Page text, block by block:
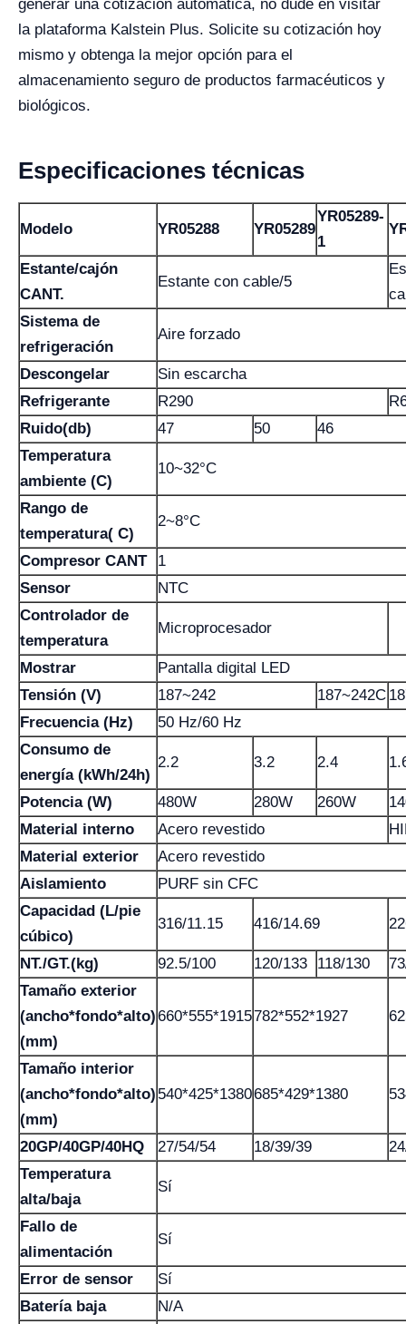
generar una cotización automática, no dude en visitar
la plataforma Kalstein Plus. Solicite su cotización hoy
mismo y obtenga la mejor opción para el
almacenamiento seguro de productos farmacéuticos y
biológicos.
Especificaciones técnicas
Modelo YR05288 YR05289
YR05289-
1
Estante/cajón
CANT.
Estante con cable/5
Sistema de
refrigeración
Aire forzado
Descongelar
Sin escarcha
Refrigerante
R290
Ruido(db)
47 50
46
Temperatura
ambiente (C)
10~32°C
Rango de
temperatura( C)
2~8°C
Compresor CANT
1
Sensor
NTC
Controlador de
temperatura
Microprocesador
Mostrar
Pantalla digital LED
Tensión (V)
187~242 187~242C
Frecuencia (Hz)
50 Hz/60 Hz
Consumo de
energía (kWh/24h)
2.2 3.2 2.4
Potencia (W) 480W 280W 260W
Material interno
Acero revestido
Material exterior
Acero revestido
Aislamiento
PURF sin CFC
Capacidad (L/pie
cúbico)
316/11.15 416/14.69
NT./GT.(kg) 92.5/100 120/133 118/130
Tamaño exterior
(ancho*fondo*alto)
(mm)
660*555*1915782*552*1927
Tamaño interior
(ancho*fondo*alto)
(mm)
540*425*1380685*429*1380
20GP/40GP/40HQ 27/54/54 18/39/39
Temperatura
alta/baja
Sí
Fallo de
alimentación
Sí
Error de sensor
Sí
Batería baja
N/A